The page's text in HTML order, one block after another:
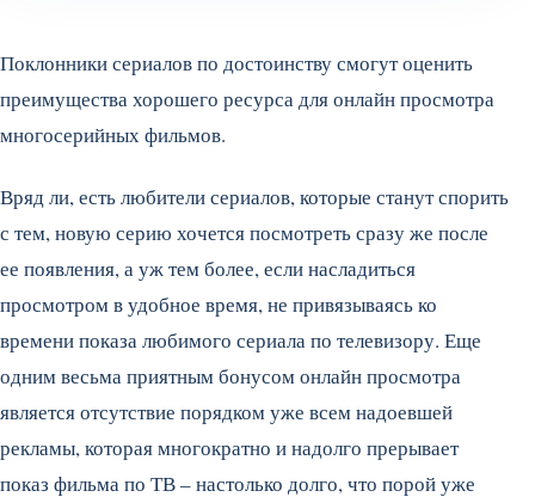
Поклонники сериалов по достоинству смогут оценить
преимущества хорошего ресурса для онлайн просмотра
многосерийных фильмов.
Вряд ли, есть любители сериалов, которые станут спорить
с тем, новую серию хочется посмотреть сразу же после
ее появления, а уж тем более, если насладиться
просмотром в удобное время, не привязываясь ко
времени показа любимого сериала по телевизору. Еще
одним весьма приятным бонусом онлайн просмотра
является отсутствие порядком уже всем надоевшей
рекламы, которая многократно и надолго прерывает
показ фильма по ТВ – настолько долго, что порой уже